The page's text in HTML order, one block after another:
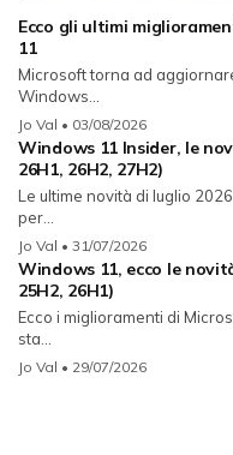
Ecco gli ultimi
11
Microsoft torna ad
Windows...
Jo Val • 03/08/2026
Windows 11 Insider, le
26H1, 26H2, 27H2)
Le ultime novità di luglio
per...
Jo Val • 31/07/2026
Windows 11, ecco le
25H2, 26H1)
Ecco i miglioramenti di
sta...
Jo Val • 29/07/2026